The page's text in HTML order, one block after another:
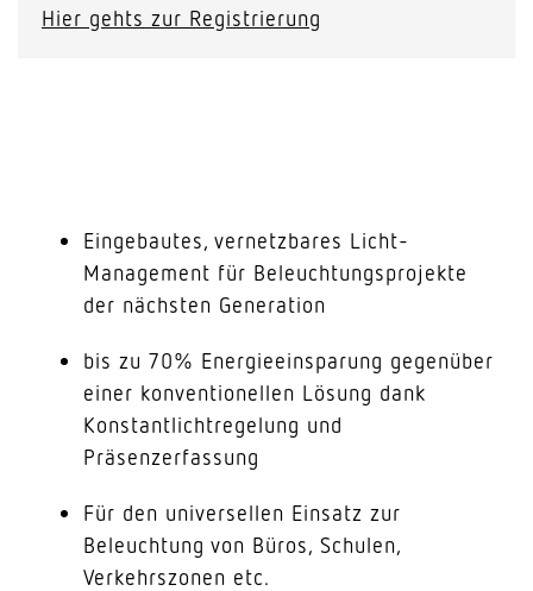
Hier gehts zur Registrierung
Eingebautes, vernetzbares Licht-
Management für Beleuchtungsprojekte
der nächsten Generation
bis zu 70% Energieeinsparung gegenüber
einer konventionellen Lösung dank
Konstantlichtregelung und
Präsenzerfassung
Für den universellen Einsatz zur
Beleuchtung von Büros, Schulen,
Verkehrszonen etc.